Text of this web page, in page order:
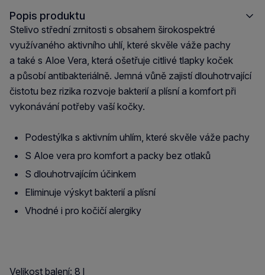
Popis produktu
Stelivo střední zrnitosti s obsahem širokospektré
využívaného aktivního uhlí, které skvěle váže pachy
a také s Aloe Vera, která ošetřuje citlivé tlapky koček
a působí antibakteriálně. Jemná vůně zajistí dlouhotrvající
čistotu bez rizika rozvoje bakterií a plísní a komfort při
vykonávání potřeby vaší kočky.
Podestýlka s aktivním uhlím, které skvěle váže pachy
S Aloe vera pro komfort a packy bez otlaků
S dlouhotrvajícím účinkem
Eliminuje výskyt bakterií a plísní
Vhodné i pro kočičí alergiky
Velikost balení: 8 l